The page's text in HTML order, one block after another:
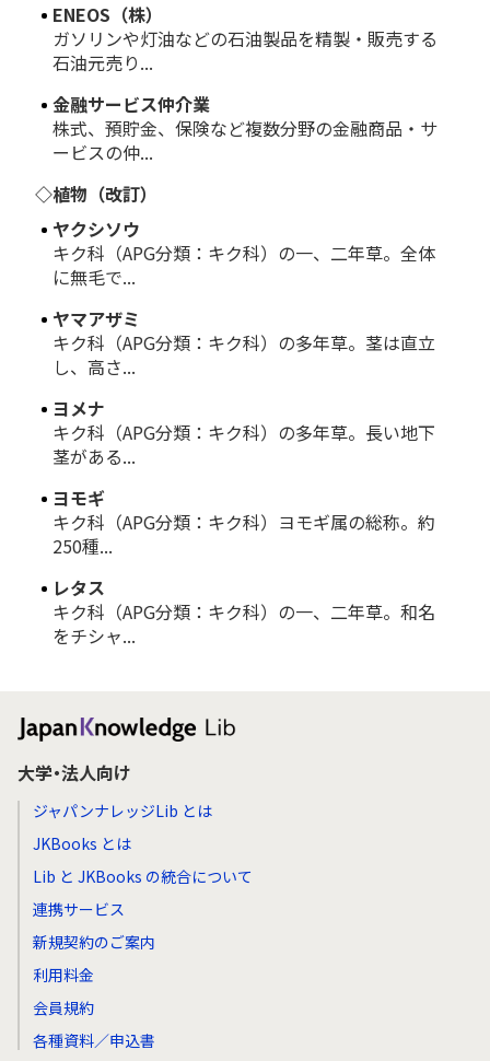
ENEOS（株）
ガソリンや灯油などの石油製品を精製・販売する
石油元売り...
金融サービス仲介業
株式、預貯金、保険など複数分野の金融商品・サ
ービスの仲...
◇植物（改訂）
ヤクシソウ
キク科（APG分類：キク科）の一、二年草。全体
に無毛で...
ヤマアザミ
キク科（APG分類：キク科）の多年草。茎は直立
し、高さ...
ヨメナ
キク科（APG分類：キク科）の多年草。長い地下
茎がある...
ヨモギ
キク科（APG分類：キク科）ヨモギ属の総称。約
250種...
レタス
キク科（APG分類：キク科）の一、二年草。和名
をチシャ...
大学・法人向け
ジャパンナレッジLib とは
JKBooks とは
Lib と JKBooks の統合について
連携サービス
新規契約のご案内
利用料金
会員規約
各種資料／申込書